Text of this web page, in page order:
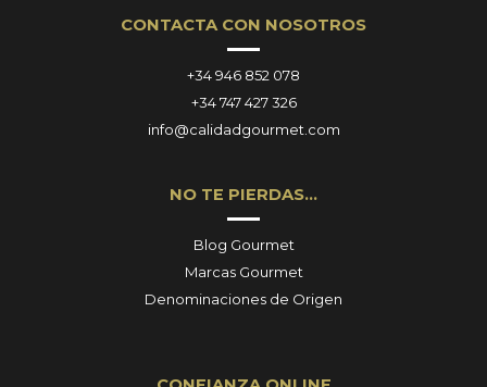
CONTACTA CON NOSOTROS
+34 946 852 078
+34 747 427 326
info@calidadgourmet.com
NO TE PIERDAS…
Blog Gourmet
Marcas Gourmet
Denominaciones de Origen